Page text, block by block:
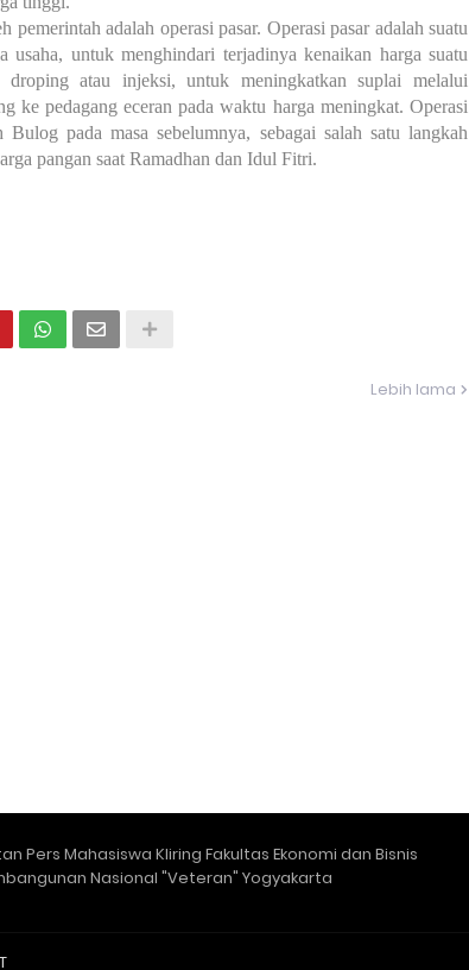
adalah operasi pasar. Operasi pasar adalah suatu
usaha, untuk menghindari terjadinya kenaikan harga suatu
atau injeksi, untuk meningkatkan suplai melalui
ke pedagang eceran pada waktu harga meningkat. Operasi
pada masa sebelumnya, sebagai salah satu langkah
pangan saat Ramadhan dan Idul Fitri.
Lebih lama
Pers Mahasiswa Kliring Fakultas Ekonomi dan Bisnis
Nasional "Veteran" Yogyakarta